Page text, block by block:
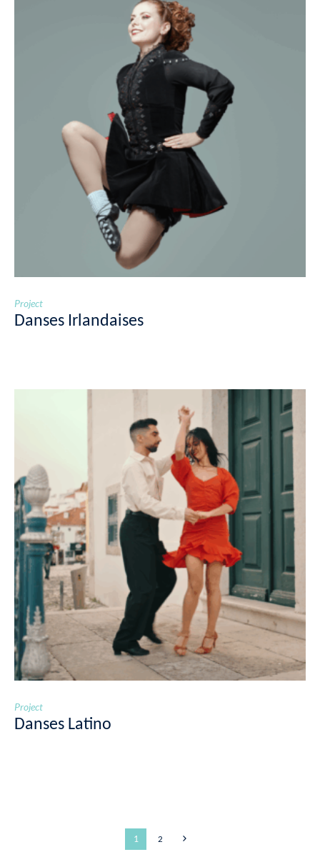
Project
Danses Irlandaises
Project
Danses Latino
1 2